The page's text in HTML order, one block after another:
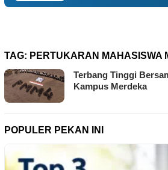
TAG: PERTUKARAN MAHASISWA
Terbang Tinggi
Kampus Merdeka
POPULER PEKAN INI